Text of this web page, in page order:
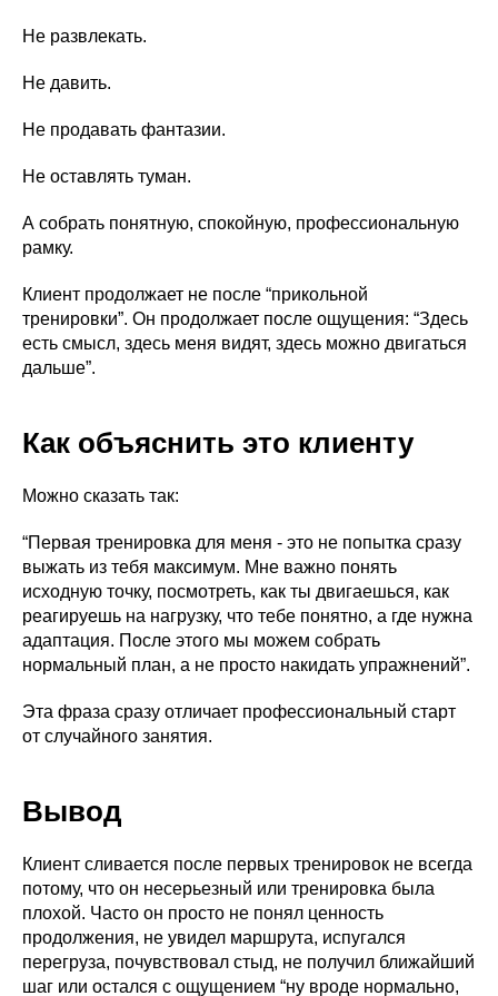
Не развлекать.
Не давить.
Не продавать фантазии.
Не оставлять туман.
А собрать понятную, спокойную, профессиональную
рамку.
Клиент продолжает не после “прикольной
тренировки”. Он продолжает после ощущения: “Здесь
есть смысл, здесь меня видят, здесь можно двигаться
дальше”.
Как объяснить это клиенту
Можно сказать так:
“Первая тренировка для меня - это не попытка сразу
выжать из тебя максимум. Мне важно понять
исходную точку, посмотреть, как ты двигаешься, как
реагируешь на нагрузку, что тебе понятно, а где нужна
адаптация. После этого мы можем собрать
нормальный план, а не просто накидать упражнений”.
Эта фраза сразу отличает профессиональный старт
от случайного занятия.
Вывод
Клиент сливается после первых тренировок не всегда
потому, что он несерьезный или тренировка была
плохой. Часто он просто не понял ценность
продолжения, не увидел маршрута, испугался
перегруза, почувствовал стыд, не получил ближайший
шаг или остался с ощущением “ну вроде нормально,
Для тех, кто только собирается стать
памяти все основы.
Подробнее о программе →
Изучение методик Пилатес действующими
тренерами, упражнения начального и среднего
уровня.
Подробнее о программе →
Архитектура тела
Годовое обучение Дмитрия Горковского по
работе с ОДА для действующих тренеров.
Подробнее о программе →
Удостоверение • 2 месяца
Удостоверение • 1 год